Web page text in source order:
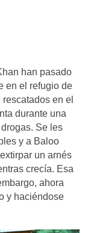
han pasado
en el refugio de
en el
durante una
Se les
y a Baloo
un arnés
crecía. Esa
ahora
y haciéndose